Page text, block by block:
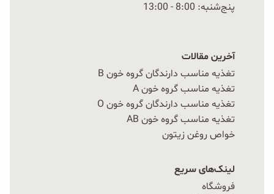
پنج‌شنبه: 8:00 - 13:00
آخرین مقالات
تغذیه مناسب دارندگان گروه خون B
تغذیه مناسب گروه خون A
تغذیه مناسب دارندگان گروه خون O
تغذیه مناسب گروه خون AB
خواص روغن زیتون
لینک‌های سریع
فروشگاه